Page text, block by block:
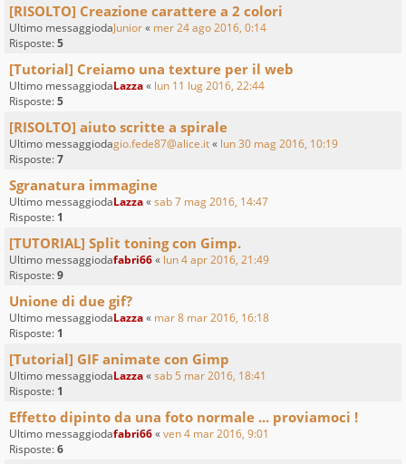
[RISOLTO] Creazione carattere a 2 colori
Ultimo messaggiodaJunior« mer 24 ago 2016, 0:14
Risposte:5
[Tutorial] Creiamo una texture per il web
Ultimo messaggiodaLazza« lun 11 lug 2016, 22:44
Risposte:5
[RISOLTO] aiuto scritte a spirale
Ultimo messaggiodagio.fede87@alice.it« lun 30 mag 2016, 10:19
Risposte:7
Sgranatura immagine
Ultimo messaggiodaLazza«sab 7 mag 2016, 14:47
Risposte: 1
[TUTORIAL] Split toning con Gimp.
Ultimo messaggiodafabri66« lun 4 apr 2016, 21:49
Risposte:9
Unione di due gif?
Ultimo messaggiodaLazza« mar 8 mar 2016, 16:18
Risposte: 1
[Tutorial] GIF animate con Gimp
Ultimo messaggiodaLazza«sab 5 mar 2016, 18:41
Risposte: 1
Effetto dipinto da una foto normale ... proviamoci !
Ultimo messaggiodafabri66«ven 4 mar 2016, 9:01
Risposte:6